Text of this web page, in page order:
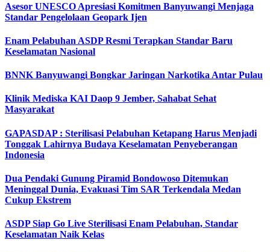
Asesor UNESCO Apresiasi Komitmen Banyuwangi Menjaga
Standar Pengelolaan Geopark Ijen
Enam Pelabuhan ASDP Resmi Terapkan Standar Baru
Keselamatan Nasional
BNNK Banyuwangi Bongkar Jaringan Narkotika Antar Pulau
Klinik Mediska KAI Daop 9 Jember, Sahabat Sehat
Masyarakat
GAPASDAP : Sterilisasi Pelabuhan Ketapang Harus Menjadi
Tonggak Lahirnya Budaya Keselamatan Penyeberangan
Indonesia
Dua Pendaki Gunung Piramid Bondowoso Ditemukan
Meninggal Dunia, Evakuasi Tim SAR Terkendala Medan
Cukup Ekstrem
ASDP Siap Go Live Sterilisasi Enam Pelabuhan, Standar
Keselamatan Naik Kelas